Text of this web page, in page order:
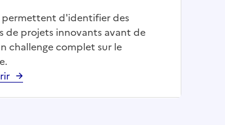
permettent d'identifier des
de projets innovants avant de
challenge complet sur le